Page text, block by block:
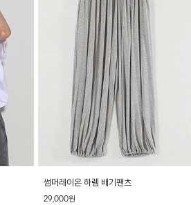
썸머레이온 하렘 배기팬츠
29,000원